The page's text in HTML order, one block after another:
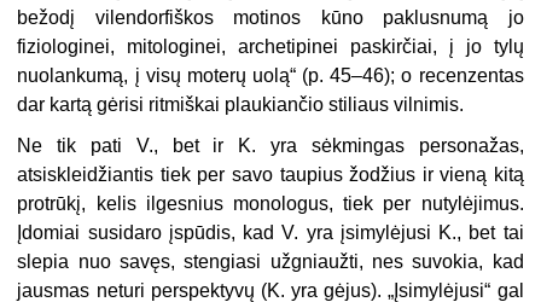
bežodį vilendorfiškos motinos kūno paklusnumą jo
fiziologinei, mitologinei, archetipinei paskirčiai, į jo tylų
nuolankumą, į visų moterų uolą“ (p. 45–46); o recenzentas
dar kartą gėrisi ritmiškai plaukiančio stiliaus vilnimis.
Ne tik pati V., bet ir K. yra sėkmingas personažas,
atsiskleidžiantis tiek per savo taupius žodžius ir vieną kitą
protrūkį, kelis ilgesnius monologus, tiek per nutylėjimus.
Įdomiai susidaro įspūdis, kad V. yra įsimylėjusi K., bet tai
slepia nuo savęs, stengiasi užgniaužti, nes suvokia, kad
jausmas neturi perspektyvų (K. yra gėjus). „Įsimylėjusi“ gal